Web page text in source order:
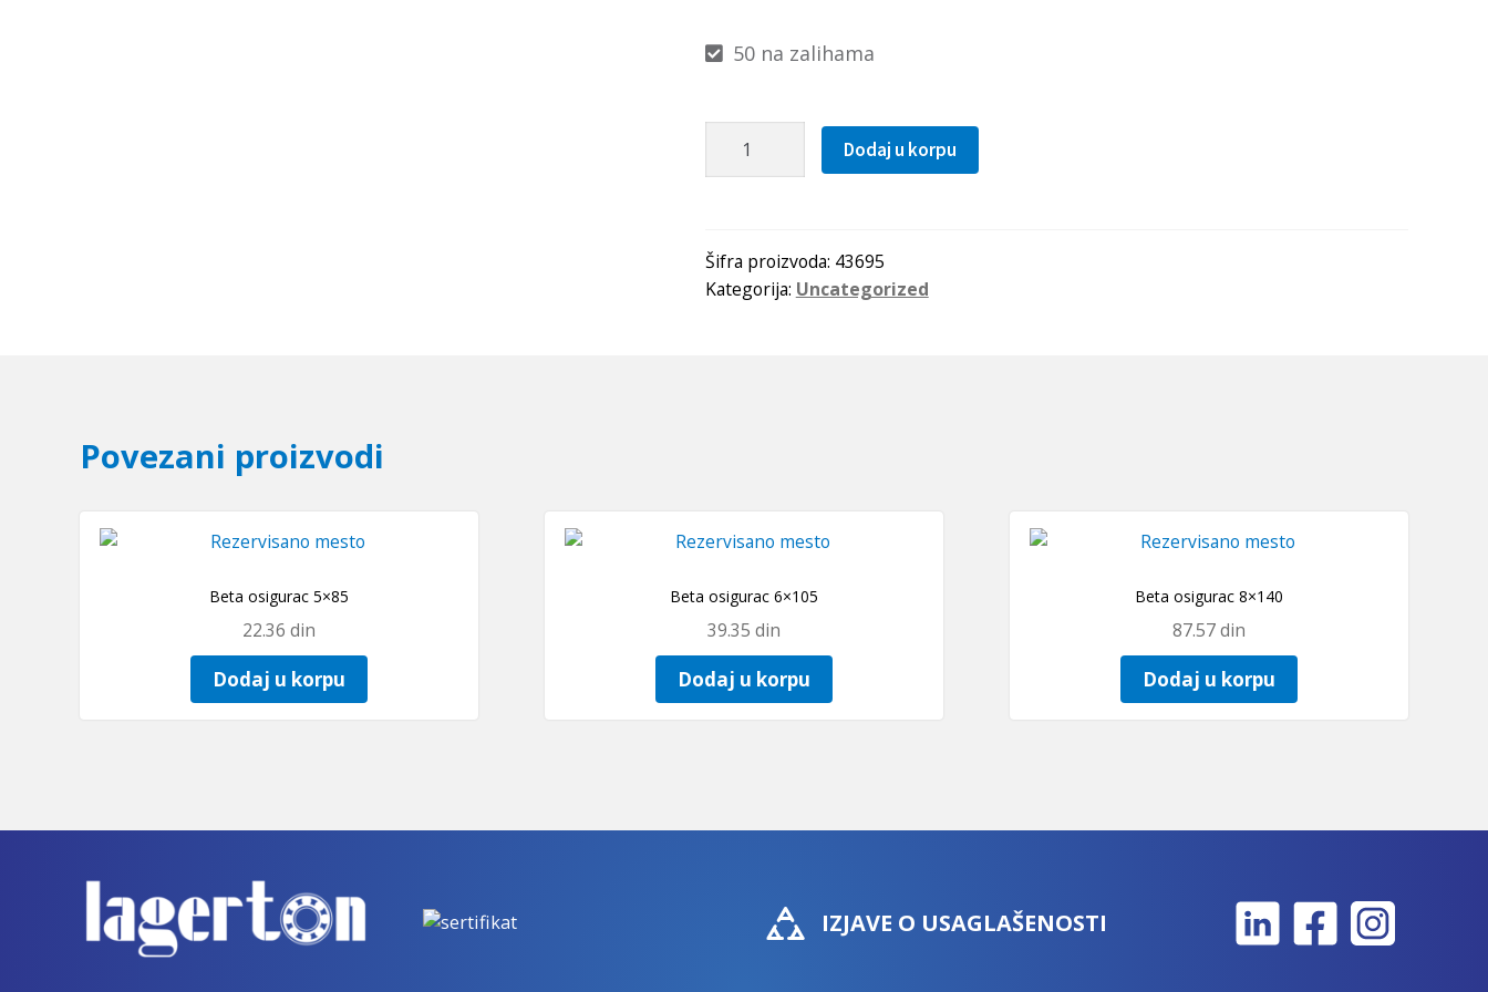
50 na zalihama
Caura
(bronzana)
SKF
Dodaj u korpu
Šifra proizvoda: 43695
Kategorija: Uncategorized
Povezani proizvodi
Beta osigurac 5×85
22.36 din
Dodaj u korpu
Beta osigurac 6×105
39.35 din
Dodaj u korpu
Beta osigurac 8×140
87.57din
Dodaj u korpu
IZJAVE O USAGLAŠENOSTI